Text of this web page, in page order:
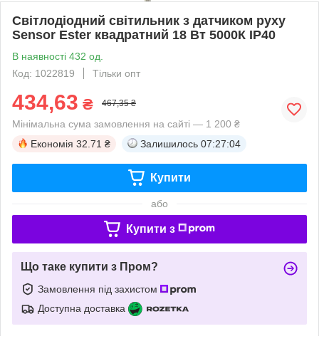
Світлодіодний світильник з датчиком руху
Sensor Ester квадратний 18 Вт 5000К IP40
В наявності 432 од.
Код: 1022819
Тільки опт
434,63 ₴ 467,35 ₴
Мінімальна сума замовлення на сайті — 1 200 ₴
Економія 32.71 ₴ Залишилось 07:27:04
Купити
або
Купити з
Що таке купити з Пром?
Замовлення під захистом
Доступна доставка